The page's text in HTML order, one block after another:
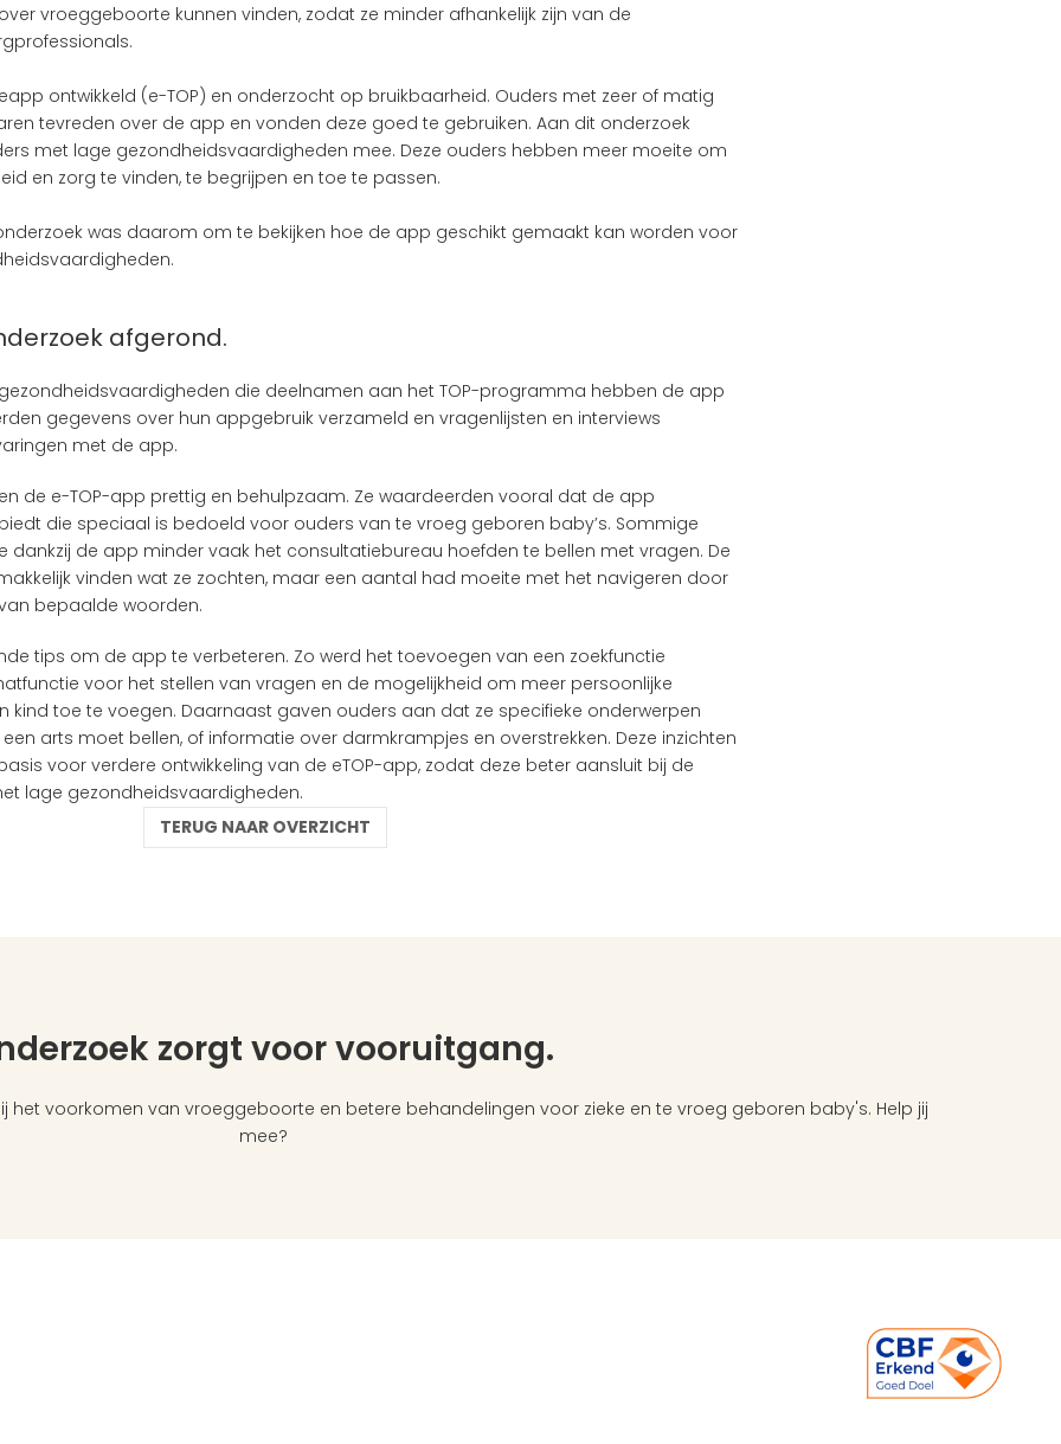
vroeggeboorte kunnen vinden, zodat ze minder afhankelijk zijn van de
ontwikkeld (e-TOP) en onderzocht op bruikbaarheid. Ouders met zeer of matig
tevreden over de app en vonden deze goed te gebruiken. Aan dit onderzoek
met lage gezondheidsvaardigheden mee. Deze ouders hebben meer moeite om
en zorg te vinden, te begrijpen en toe te passen.
was daarom om te bekijken hoe de app geschikt gemaakt kan worden voor
afgerond.
die deelnamen aan het TOP-programma hebben de app
gegevens over hun appgebruik verzameld en vragenlijsten en interviews
met de app.
de e-TOP-app prettig en behulpzaam. Ze waardeerden vooral dat de app
die speciaal is bedoeld voor ouders van te vroeg geboren baby’s. Sommige
dankzij de app minder vaak het consultatiebureau hoefden te bellen met vragen. De
vinden wat ze zochten, maar een aantal had moeite met het navigeren door
bepaalde woorden.
tips om de app te verbeteren. Zo werd het toevoegen van een zoekfunctie
voor het stellen van vragen en de mogelijkheid om meer persoonlijke
kind toe te voegen. Daarnaast gaven ouders aan dat ze specifieke onderwerpen
arts moet bellen, of informatie over darmkrampjes en overstrekken. Deze inzichten
voor verdere ontwikkeling van de eTOP-app, zodat deze beter aansluit bij de
lage gezondheidsvaardigheden.
TERUG NAAR OVERZICHT
zorgt voor vooruitgang.
het voorkomen van vroeggeboorte en betere behandelingen voor zieke en te vroeg geboren baby's. Help jij
mee?